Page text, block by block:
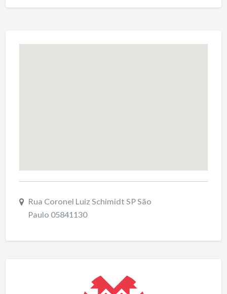
Rua Coronel Luiz Schimidt SP São
Paulo 05841130